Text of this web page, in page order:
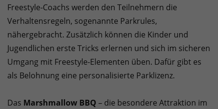
Freestyle-Coachs werden den Teilnehmern die
Verhaltensregeln, sogenannte Parkrules,
nähergebracht. Zusätzlich können die Kinder und
Jugendlichen erste Tricks erlernen und sich im sicheren
Umgang mit Freestyle-Elementen üben. Dafür gibt es
als Belohnung eine personalisierte Parklizenz.
Das Marshmallow BBQ – die besondere Attraktion im